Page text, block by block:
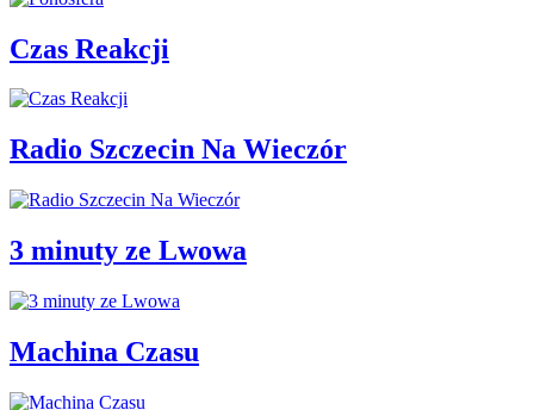
Czas Reakcji
Radio Szczecin Na Wieczór
3 minuty ze Lwowa
Machina Czasu